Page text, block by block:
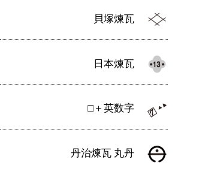
貝塚煉瓦
日本煉瓦
□＋英数字
丹治煉瓦 丸丹